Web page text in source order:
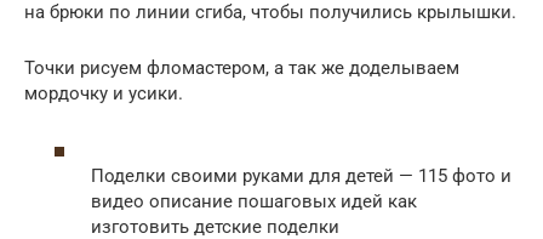
на брюки по линии сгиба, чтобы получились крылышки.
Точки рисуем фломастером, а так же доделываем
мордочку и усики.
Поделки своими руками для детей — 115 фото и
видео описание пошаговых идей как
изготовить детские поделки